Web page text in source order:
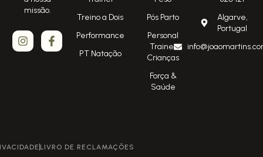
missão.
Treino a Dois
Performance
PT Natação
Pós Parto
Personal
Trainer
Crianças
Força &
Saúde
Algarve,
Portugal
POLÍTICA DE PRIVACIDADELIVRO DE RECLAMAÇÕES